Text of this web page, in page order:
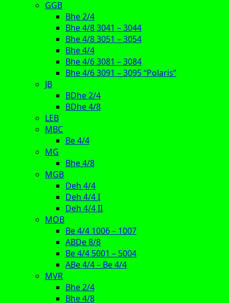
GGB
Bhe 2/4
Bhe 4/8 3041 – 3044
Bhe 4/8 3051 – 3054
Bhe 4/4
Bhe 4/6 3081 – 3084
Bhe 4/6 3091 – 3095 “Polaris”
JB
BDhe 2/4
BDhe 4/8
LEB
MBC
Be 4/4
MG
Bhe 4/8
MGB
Deh 4/4
Deh 4/4 I
Deh 4/4 II
MOB
Be 4/4 1006 – 1007
ABDe 8/8
Be 4/4 5001 – 5004
ABe 4/4 – Be 4/4
MVR
Bhe 2/4
Bhe 4/8